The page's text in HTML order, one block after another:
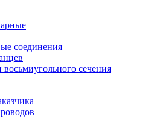
соединения
сечения